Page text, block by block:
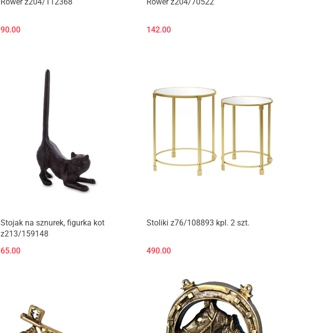
90.00 142.00
Produkt niedostępny
Stojak na sznurek, figurka kot
z213/159148
65.00
Produkt niedostępny
Stoliki z76/108893 kpl. 2 szt.
490.00